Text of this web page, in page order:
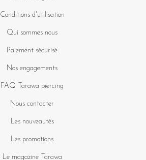
Conditions d'utilisation
Qui sommes nous
Paiement sécurisé
Nos engagements
FAQ Tarawa piercing
Nous contacter
Les nouveautés
Les promotions
Le magazine Tarawa